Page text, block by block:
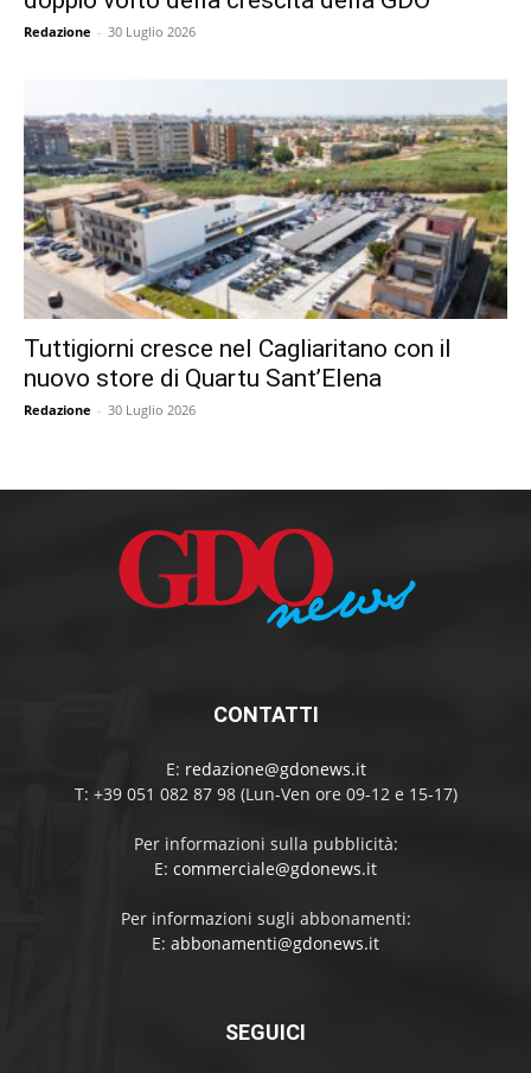
Redazione - 30 Luglio 2026
Tuttigiorni cresce nel Cagliaritano con il
nuovo store di Quartu Sant’Elena
Redazione - 30 Luglio 2026
CONTATTI
E: redazione@gdonews.it
T: +39 051 082 87 98 (Lun-Ven ore 09-12 e 15-17)
Per informazioni sulla pubblicità:
E: commerciale@gdonews.it
Per informazioni sugli abbonamenti:
E: abbonamenti@gdonews.it
SEGUICI